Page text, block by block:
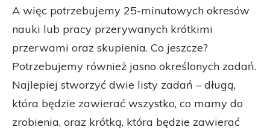
A więc potrzebujemy 25-minutowych okresów
nauki lub pracy przerywanych krótkimi
przerwami oraz skupienia. Co jeszcze?
Potrzebujemy również jasno określonych zadań.
Najlepiej stworzyć dwie listy zadań – długą,
która będzie zawierać wszystko, co mamy do
zrobienia, oraz krótką, która będzie zawierać